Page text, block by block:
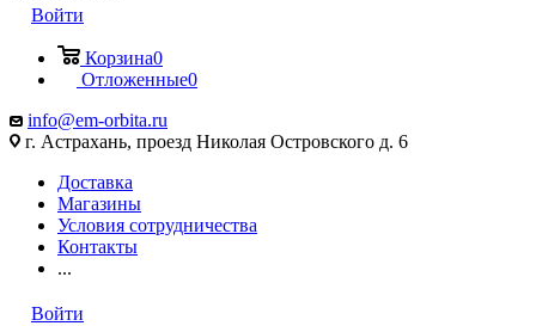
Войти
Корзина0
Отложенные0
info@em-orbita.ru
г. Астрахань, проезд Николая Островского д. 6
Доставка
Магазины
Условия сотрудничества
Контакты
...
Войти